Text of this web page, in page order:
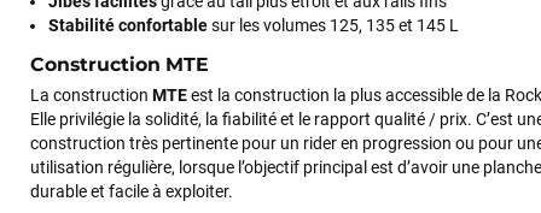
Stabilité confortablesur les volumes 125, 135 et 145 L
Construction MTE
La construction MTEest la construction la plus accessible de la
Elle privilégie la solidité, la fiabilité et le rapport qualité / prix. C’est
construction très pertinente pour un rider en progression ou pour
utilisation régulière, lorsque l’objectif principal est d’avoir une planche
durable et facile à exploiter.